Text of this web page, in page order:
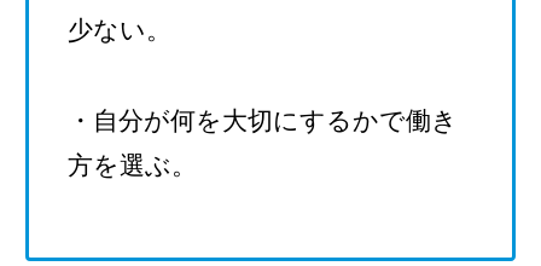
少ない。
・自分が何を大切にするかで働き
方を選ぶ。